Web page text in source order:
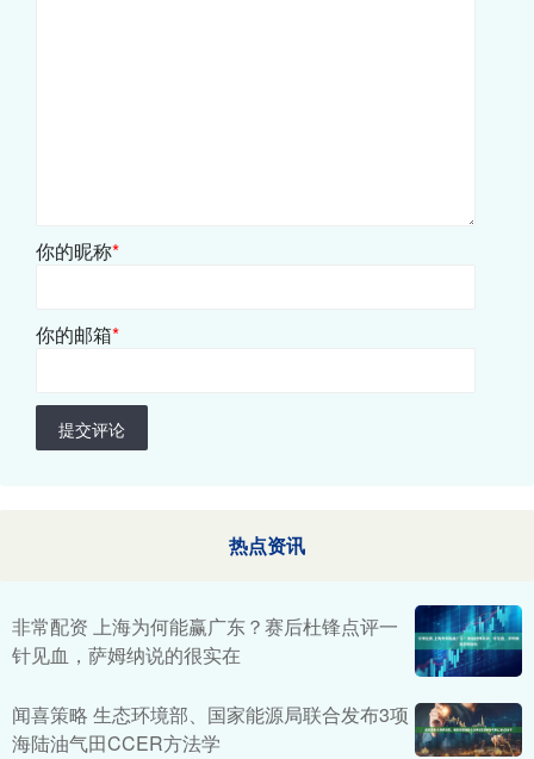
你的昵称*
你的邮箱*
提交评论
热点资讯
非常配资 上海为何能赢广东？赛后杜锋点评一
针见血，萨姆纳说的很实在
闻喜策略 生态环境部、国家能源局联合发布3项
海陆油气田CCER方法学